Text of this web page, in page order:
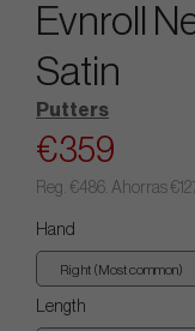
Evnroll
Satin
Putters
€359
Reg. €486. Ahorras
Hand
Length